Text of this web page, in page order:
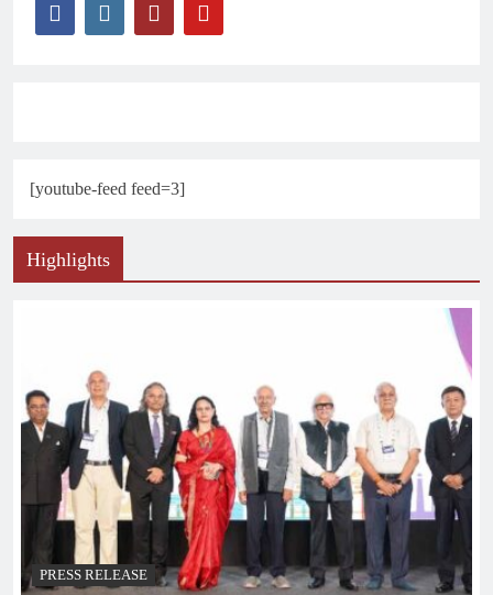
[youtube-feed feed=3]
Highlights
PRESS RELEASE